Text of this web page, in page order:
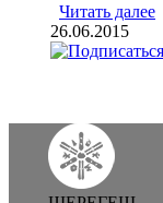
Читать далее
26.06.2015